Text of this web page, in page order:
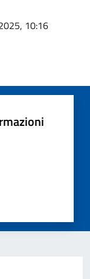
10:16